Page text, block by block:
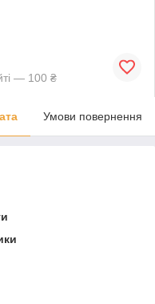
— 100 ₴
Умови повернення